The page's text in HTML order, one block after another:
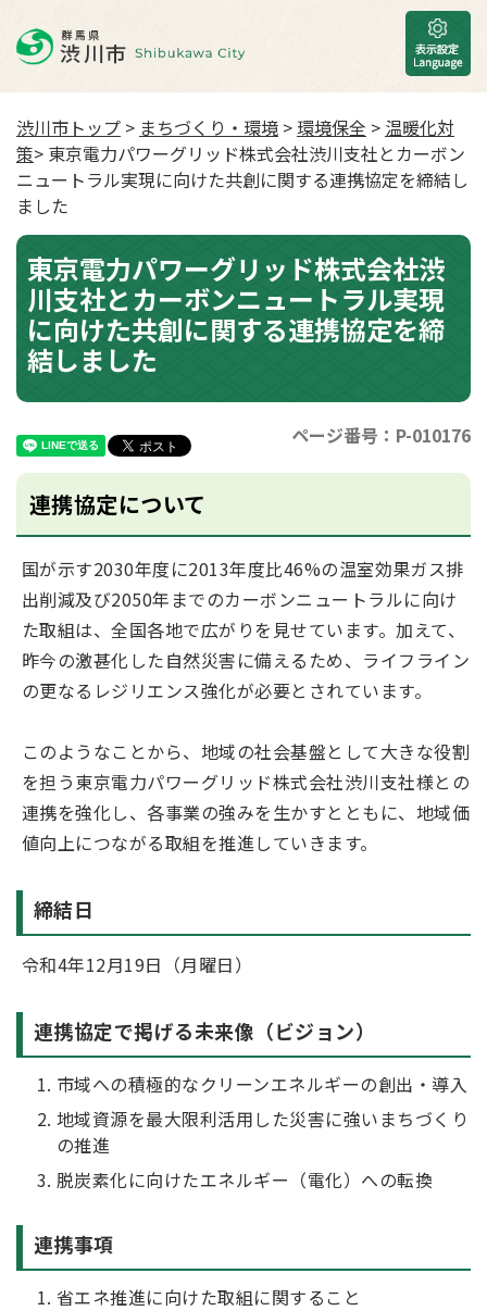
渋川市トップ > まちづくり・環境 >環境保全 > 温暖化対
策> 東京電力パワーグリッド株式会社渋川支社とカーボン
ニュートラル実現に向けた共創に関する連携協定を締結し
ました
東京電力パワーグリッド株式会社渋
川支社とカーボンニュートラル実現
に向けた共創に関する連携協定を締
結しました
ページ番号：P-010176
連携協定について
国が示す2030年度に2013年度比46%の温室効果ガス排
出削減及び2050年までのカーボンニュートラルに向け
た取組は、全国各地で広がりを見せています。加えて、
昨今の激甚化した自然災害に備えるため、ライフライン
の更なるレジリエンス強化が必要とされています。
このようなことから、地域の社会基盤として大きな役割
を担う東京電力パワーグリッド株式会社渋川支社様との
連携を強化し、各事業の強みを生かすとともに、地域価
値向上につながる取組を推進していきます。
締結日
令和4年12月19日（月曜日）
連携協定で掲げる未来像（ビジョン）
市域への積極的なクリーンエネルギーの創出・導入
地域資源を最大限利活用した災害に強いまちづくり
の推進
脱炭素化に向けたエネルギー（電化）への転換
連携事項
省エネ推進に向けた取組に関すること